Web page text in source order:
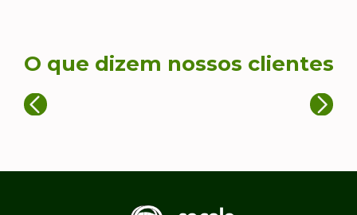
O que dizem nossos clientes